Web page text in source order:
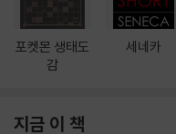
포켓몬 생태도
감
세네카
지금 이 책